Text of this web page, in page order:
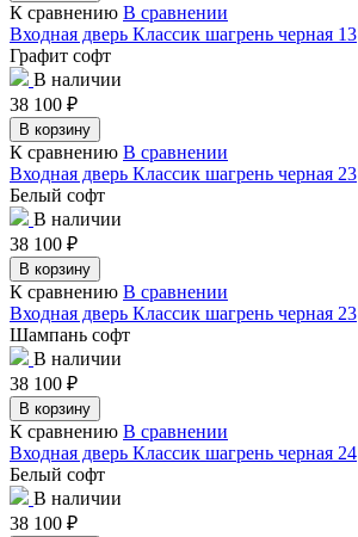
К сравнению В сравнении
Входная дверь Классик шагрень черная 13
Графит софт
В наличии
38 100 ₽
В корзину
К сравнению В сравнении
Входная дверь Классик шагрень черная 23
Белый софт
В наличии
38 100 ₽
В корзину
К сравнению В сравнении
Входная дверь Классик шагрень черная 23
Шампань софт
В наличии
38 100 ₽
В корзину
К сравнению В сравнении
Входная дверь Классик шагрень черная 24
Белый софт
В наличии
38 100 ₽